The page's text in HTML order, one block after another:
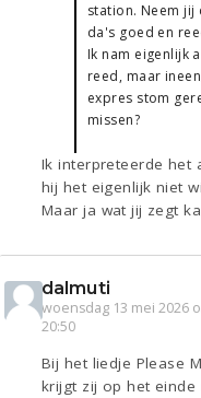
station. Neem jij
da's goed en
Ik nam eigenlijk
reed, maar
expres stom
missen?
Ik interpreteerde het
hij het eigenlijk niet
Maar ja wat jij zegt
dalmuti
woensdag 13 mei 2026
20:50
Bij het liedje Please
krijgt zij op het